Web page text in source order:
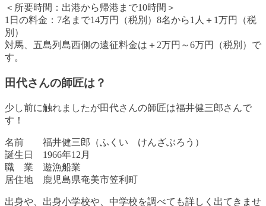
＜所要時間：出港から帰港まで10時間＞
1日の料金：7名まで14万円（税別）8名から1人＋1万円（税
別）
対馬、五島列島西側の遠征料金は＋2万円～6万円（税別）で
す。
田代さんの師匠は？
少し前に触れましたが田代さんの師匠は福井健三郎さんで
す！
名前 福井健三郎（ふくい けんざぶろう）
誕生日 1966年12月
職 業 遊漁船業
居住地 鹿児島県奄美市笠利町
出身や、出身小学校や、中学校を調べても詳しく出てきませ